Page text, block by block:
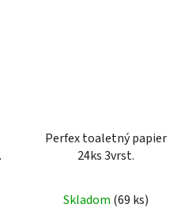
Perfex toaletný papier
24ks 3vrst.
hodnotenie
Skladom (69 ks)